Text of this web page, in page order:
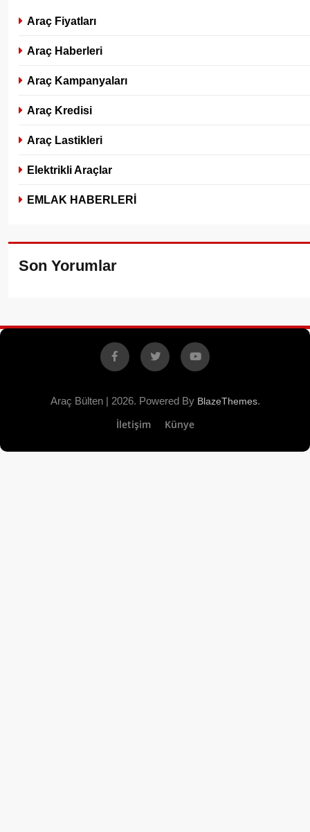
Araç Fiyatları
Araç Haberleri
Araç Kampanyaları
Araç Kredisi
Araç Lastikleri
Elektrikli Araçlar
EMLAK HABERLERİ
Son Yorumlar
Facebook
X YouTube
Araç Bülten | 2026. Powered By BlazeThemes.
İletişim Künye